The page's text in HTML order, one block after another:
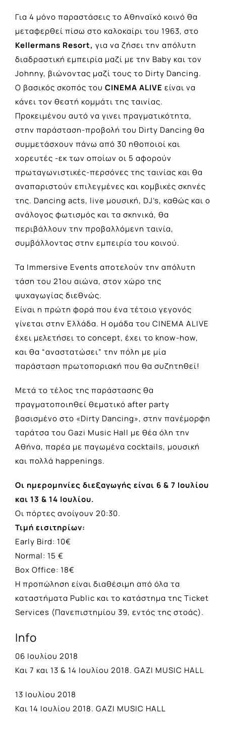
Για 4 μόνο παραστάσεις το Αθηναϊκό κοινό θα
μεταφερθεί πίσω στο καλοκαίρι του 1963, στο
Kellermans Resort, για να ζήσει την απόλυτη
διαδραστική εμπειρία μαζί με την Baby και τον
Johnny, βιώνοντας μαζί τους το Dirty Dancing.
Ο βασικός σκοπός του CINEMA ALIVE είναι να
κάνει τον θεατή κομμάτι της ταινίας.
Προκειμένου αυτό να γινει πραγματικότητα,
στην παράσταση-προβολή του Dirty Dancing θα
συμμετάσχουν πάνω από 30 ηθοποιοί και
χορευτές -εκ των οποίων οι 5 αφορούν
πρωταγωνιστικές-περσόνες της ταινίας και θα
αναπαριστούν επιλεγμένες και κομβικές σκηνές
της. Dancing acts, live μουσική, DJ’s, καθώς και ο
ανάλογος φωτισμός και τα σκηνικά, θα
περιβάλλουν την προβαλλόμενη ταινία,
συμβάλλοντας στην εμπειρία του κοινού.
Τα Immersive Events αποτελούν την απόλυτη
τάση του 21ου αιώνα, στον χώρο της
ψυχαγωγίας διεθνώς.
Είναι η πρώτη φορά που ένα τέτοιο γεγονός
γίνεται στην Ελλάδα. Η ομάδα του CINEMA ALIVE
έχει μελετήσει το concept, έχει το know-how,
και θα “αναστατώσει” την πόλη με μία
παράσταση πρωτοποριακή που θα συζητηθεί!
Μετά το τέλος της παράστασης θα
πραγματοποιηθεί θεματικό after party
βασισμένο στο «Dirty Dancing», στην πανέμορφη
ταράτσα του Gazi Music Hall με θέα όλη την
Αθήνα, παρέα με παγωμένα cocktails, μουσική
και πολλά happenings.
Οι ημερομηνίες διεξαγωγής είναι 6 & 7 Ιουλίου
και 13 & 14 Ιουλίου.
Οι πόρτες ανοίγουν 20:30.
Τιμή εισιτηρίων:
Early Bird: 10€
Normal: 15 €
Βox Office: 18€
Η προπώληση είναι διαθέσιμη από όλα τα
καταστήματα Public και το κατάστημα της Ticket
Services (Πανεπιστημίου 39, εντός της στοάς).
Info
06 Ιουλίου 2018
Και 7 και 13 & 14 Ιουλίου 2018. GAZI MUSIC HALL
13 Ιουλίου 2018
Και 14 Ιουλίου 2018. GAZI MUSIC HALL